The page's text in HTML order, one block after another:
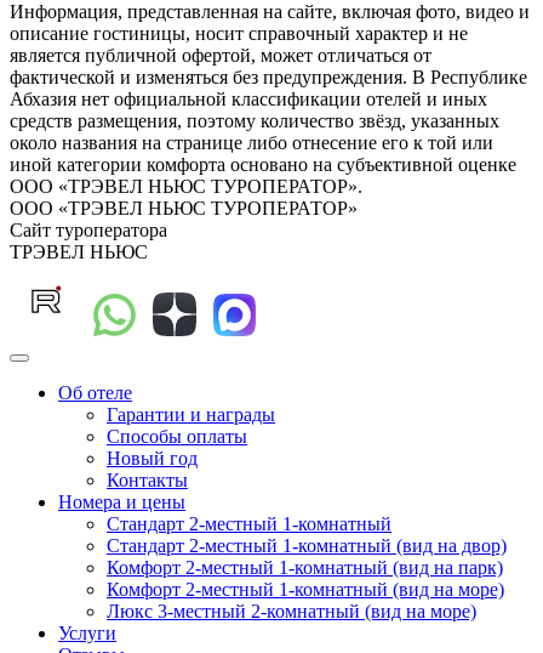
Информация, представленная на сайте, включая фото, видео и
описание гостиницы, носит справочный характер и не
является публичной офертой, может отличаться от
фактической и изменяться без предупреждения. В Республике
Абхазия нет официальной классификации отелей и иных
средств размещения, поэтому количество звёзд, указанных
около названия на странице либо отнесение его к той или
иной категории комфорта основано на субъективной оценке
ООО «ТРЭВЕЛ НЬЮС ТУРОПЕРАТОР».
ООО «ТРЭВЕЛ НЬЮС ТУРОПЕРАТОР»
Сайт туроператора
ТРЭВЕЛ НЬЮС
Об отеле
Гарантии и награды
Способы оплаты
Новый год
Контакты
Номера и цены
Стандарт 2-местный 1-комнатный
Стандарт 2-местный 1-комнатный (вид на двор)
Комфорт 2-местный 1-комнатный (вид на парк)
Комфорт 2-местный 1-комнатный (вид на море)
Люкс 3-местный 2-комнатный (вид на море)
Услуги